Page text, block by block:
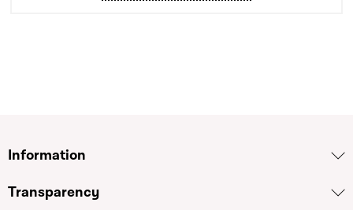
Information
Transparency